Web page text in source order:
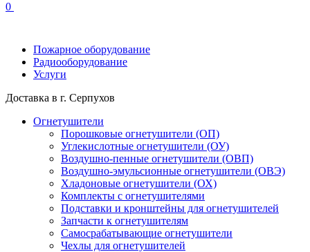
0
Пожарное оборудование
Радиооборудование
Услуги
Доставка в г. Серпухов
Огнетушители
Порошковые огнетушители (ОП)
Углекислотные огнетушители (ОУ)
Воздушно-пенные огнетушители (ОВП)
Воздушно-эмульсионные огнетушители (ОВЭ)
Хладоновые огнетушители (ОХ)
Комплекты c огнетушителями
Подставки и кронштейны для огнетушителей
Запчасти к огнетушителям
Самосрабатывающие огнетушители
Чехлы для огнетушителей